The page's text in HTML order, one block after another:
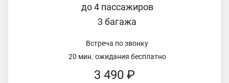
до 4 пассажиров
3 багажа
Встреча по звонку
20 мин. ожидания бесплатно
3 490 ₽